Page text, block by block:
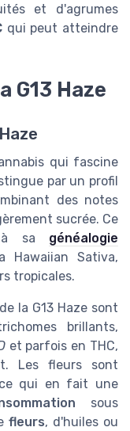
et d'agrumes
qui peut atteindre
G13 Haze
qui fascine
par un profil
des notes
sucrée. Ce
à sa généalogie
Hawaiian Sativa,
tropicales.
la G13 Haze sont
brillants,
et parfois en THC,
Les fleurs sont
ce qui en fait une
sous
fleurs, d'huiles ou